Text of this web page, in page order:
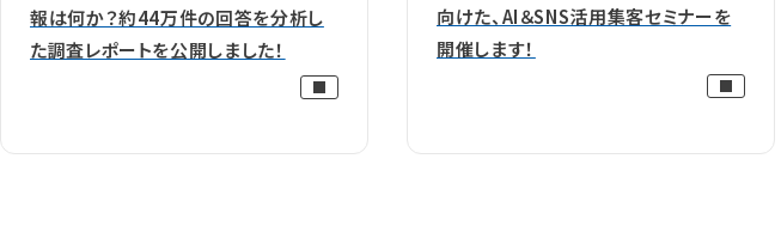
報は何か？約44万件の回答を分析し
た調査レポートを公開しました！
向けた、AI＆SNS活用集客セミナーを
開催します！